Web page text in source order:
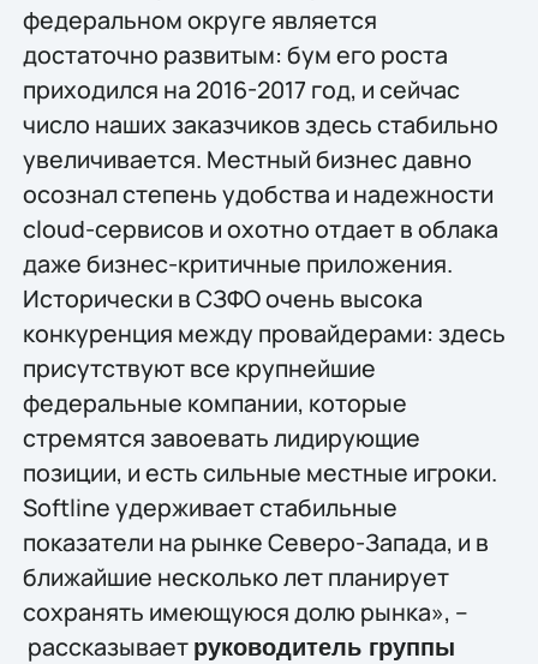
федеральном округе является
достаточно развитым: бум его роста
приходился на 2016-2017 год, и сейчас
число наших заказчиков здесь стабильно
увеличивается. Местный бизнес давно
осознал степень удобства и надежности
cloud-сервисов и охотно отдает в облака
даже бизнес-критичные приложения.
Исторически в СЗФО очень высока
конкуренция между провайдерами: здесь
присутствуют все крупнейшие
федеральные компании, которые
стремятся завоевать лидирующие
позиции, и есть сильные местные игроки.
Softline удерживает стабильные
показатели на рынке Северо-Запада, и в
ближайшие несколько лет планирует
сохранять имеющуюся долю рынка», –
рассказывает руководитель группы